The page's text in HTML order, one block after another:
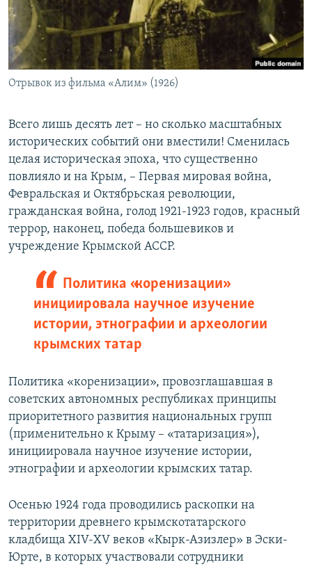
Отрывок из фильма «Алим» (1926)
Всего лишь десять лет – но сколько масштабных
исторических событий они вместили! Сменилась
целая историческая эпоха, что существенно
повлияло и на Крым, – Первая мировая война,
Февральская и Октябрьская революции,
гражданская война, голод 1921-1923 годов, красный
террор, наконец, победа большевиков и
учреждение Крымской АССР.
Политика «коренизации»
инициировала научное изучение
истории, этнографии и археологии
крымских татар
Политика «коренизации», провозглашавшая в
советских автономных республиках принципы
приоритетного развития национальных групп
(применительно к Крыму – «татаризация»),
инициировала научное изучение истории,
этнографии и археологии крымских татар.
Осенью 1924 года проводились раскопки на
территории древнего крымскотатарского
кладбища ХIV-ХV веков «Кырк-Азизлер» в Эски-
Юрте, в которых участвовали сотрудники